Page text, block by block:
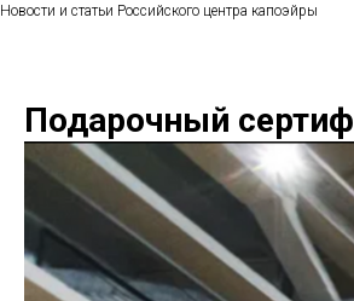
Новости и статьи Российского центра капоэйры
Подарочный